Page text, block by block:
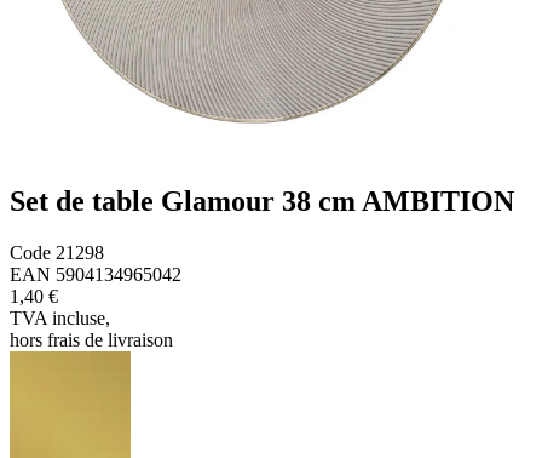
Set de table Glamour 38 cm AMBITION
Code 21298
EAN 5904134965042
1,40 €
TVA incluse,
hors frais de livraison